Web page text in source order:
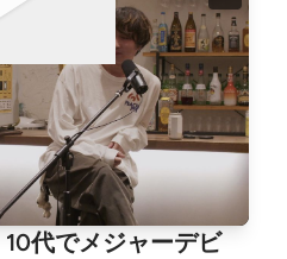
の交流がもたらした変化を
が撮影するライブ写真に
で、クリエイター同士のバ
ます。🎙️今週の目次（チャ
ート！新曲を聴いたKazm
ン04:20 【激レア】新曲「F
ペラ生歌唱！06:44 新曲の
」？ 共に沈む恋愛観11:02
ク。「鬱の時代」は終わっ
10代でメジャーデビ